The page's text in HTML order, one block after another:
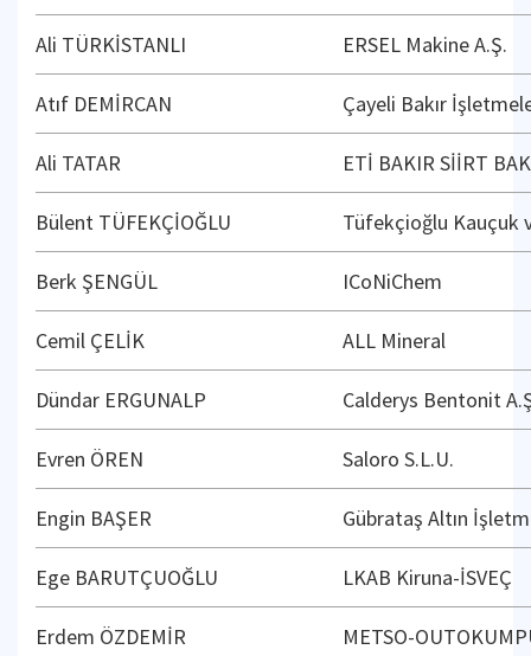
Ali TÜRKİSTANLI ERSEL Makine A.Ş.
Atıf DEMİRCAN Çayeli Bakır
Ali TATAR ETİ BAKIR SİİRT
Bülent TÜFEKÇİOĞLU Tüfekçioğlu Kauçuk
Berk ŞENGÜL ICoNiChem
Cemil ÇELİK ALL Mineral
Dündar ERGUNALP Calderys Bentonit
Evren ÖREN Saloro S.L.U.
Engin BAŞER Gübrataş Altın
Ege BARUTÇUOĞLU LKAB Kiruna-İSVEÇ
Erdem ÖZDEMİR METSO-